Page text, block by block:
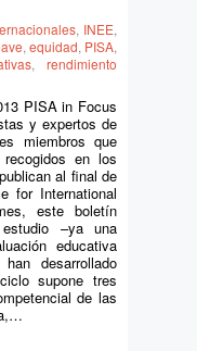
, INEE,
, equidad, PISA,
, rendimiento
PISA in Focus
y expertos de
miembros que
en los
al final de
for International
este boletín
–ya una
educativa
desarrollado
supone tres
de las